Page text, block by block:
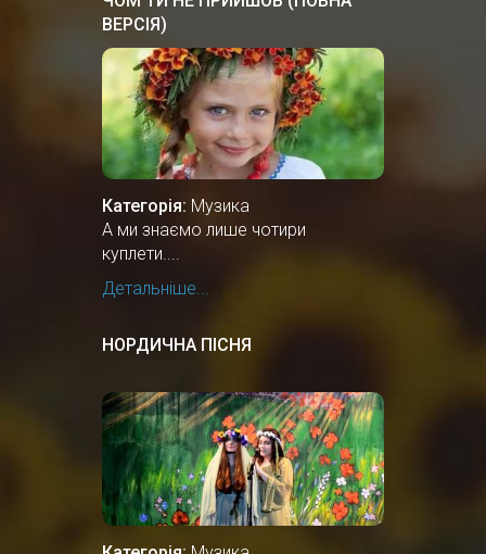
ВЕРСІЯ)
Категорія: Музика
А ми знаємо лише чотири
куплети....
Детальніше...
НОРДИЧНА ПІСНЯ